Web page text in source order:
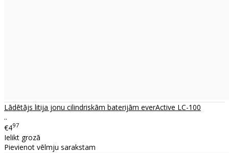
Lādētājs litija jonu cilindriskām baterijām everActive LC-100
..
€497
Ielikt grozā
Pievienot vēlmju sarakstam